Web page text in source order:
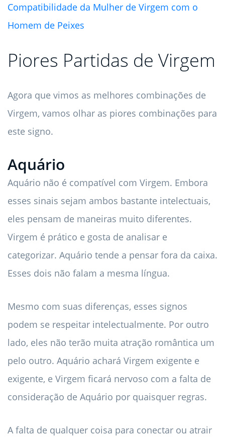
Compatibilidade da Mulher de Virgem com o
Homem de Peixes
Piores Partidas de Virgem
Agora que vimos as melhores combinações de
Virgem, vamos olhar as piores combinações para
este signo.
Aquário
Aquário não é compatível com Virgem. Embora
esses sinais sejam ambos bastante intelectuais,
eles pensam de maneiras muito diferentes.
Virgem é prático e gosta de analisar e
categorizar. Aquário tende a pensar fora da caixa.
Esses dois não falam a mesma língua.
Mesmo com suas diferenças, esses signos
podem se respeitar intelectualmente. Por outro
lado, eles não terão muita atração romântica um
pelo outro. Aquário achará Virgem exigente e
exigente, e Virgem ficará nervoso com a falta de
consideração de Aquário por quaisquer regras.
A falta de qualquer coisa para conectar ou atrair